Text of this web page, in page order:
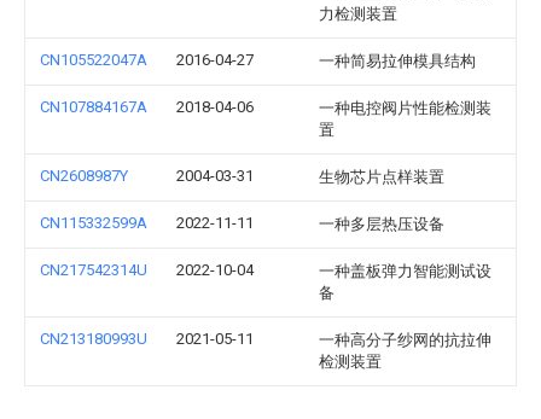
力检测装置
CN105522047A 2016-04-27 一种简易拉伸模具结构
CN107884167A 2018-04-06
一种电控阀片性能检测装
置
CN2608987Y 2004-03-31 生物芯片点样装置
CN115332599A 2022-11-11 一种多层热压设备
CN217542314U 2022-10-04
一种盖板弹力智能测试设
备
CN213180993U 2021-05-11
一种高分子纱网的抗拉伸
检测装置